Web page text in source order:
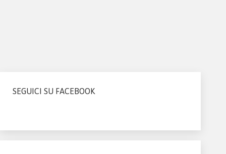
SEGUICI SU FACEBOOK